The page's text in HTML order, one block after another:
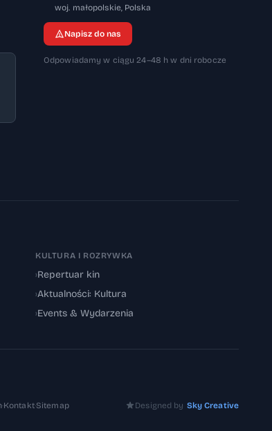
woj. małopolskie, 32-600
Polska
Napisz do nas
Odpowiadamy w ciągu 24–48 h w dni robocze
KULTURA I ROZRYWKA
›Repertuar kin
›Aktualności: Kultura
›Events & Wydarzenia
·Kontakt·Sitemap Designed by Sky Creative